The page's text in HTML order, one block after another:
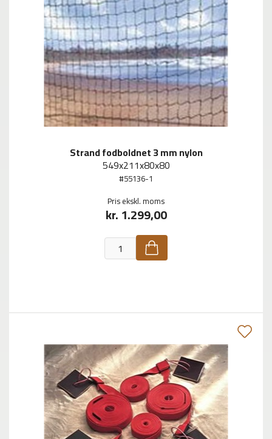
Strand fodboldnet 3 mm nylon
549x211x80x80
#55136-1
Pris ekskl. moms
kr. 1.299,00